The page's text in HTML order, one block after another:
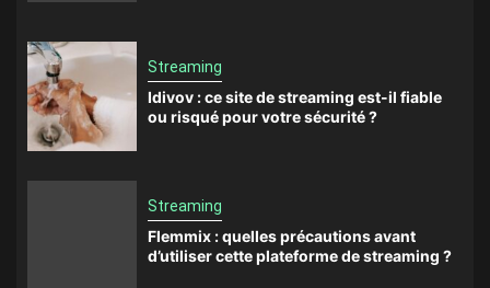
Streaming
Idivov : ce site de streaming est-il fiable
ou risqué pour votre sécurité ?
Streaming
Flemmix : quelles précautions avant
d’utiliser cette plateforme de streaming ?